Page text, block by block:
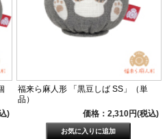
)
福来ら麻人形 「黒豆しば SS」（単
品）
価格：2,310円(税込)